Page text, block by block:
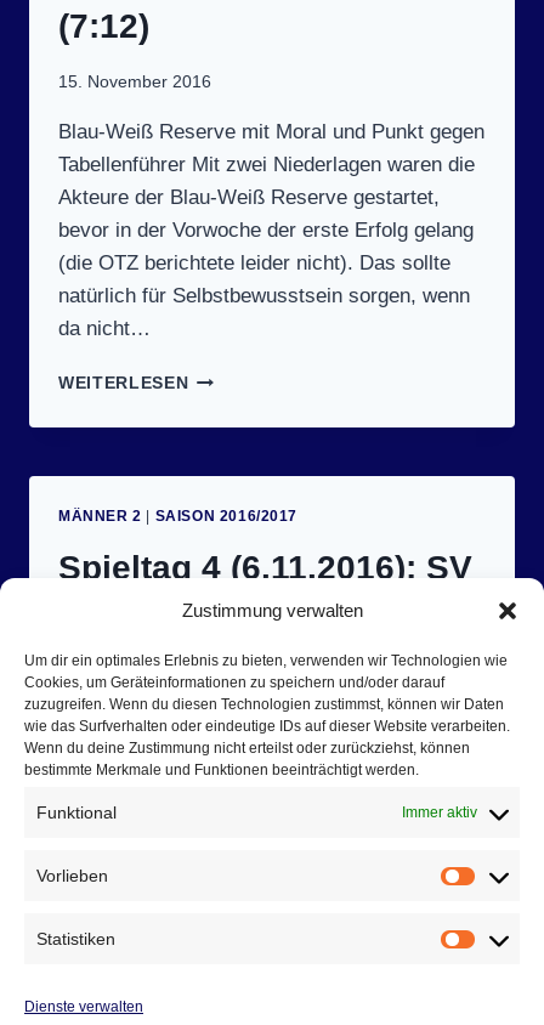
Zustimmung verwalten
Um dir ein optimales Erlebnis zu bieten, verwenden wir Technologien wie
Cookies, um Geräteinformationen zu speichern und/oder darauf
zuzugreifen. Wenn du diesen Technologien zustimmst, können wir Daten
wie das Surfverhalten oder eindeutige IDs auf dieser Website verarbeiten.
Wenn du deine Zustimmung nicht erteilst oder zurückziehst, können
bestimmte Merkmale und Funktionen beeinträchtigt werden.
Funktional Immer aktiv
Vorlieben
Statistiken
Dienste verwalten
(7:12)
15. November 2016
Blau-Weiß Reserve mit Moral und Punkt gegen
Tabellenführer Mit zwei Niederlagen waren die
Akteure der Blau-Weiß Reserve gestartet,
bevor in der Vorwoche der erste Erfolg gelang
(die OTZ berichtete leider nicht). Das sollte
natürlich für Selbstbewusstsein sorgen, wenn
da nicht…
WEITERLESENSPIELTAG
(12.11.2016):
BLAU-
P
OST S
ERA I
I 2
2:22 (
7:12)
MÄNNER 2 SAISON 2016/2017
Spieltag 4 (6.11.2016): SV
Blau-Weiß Auma II – HBV
Jena III 28:19 (10:6)
9. November 2016
Blau-Weiß Reserve feiert völlig verdient ersten
Saisonerfolg Nach zwei Niederlagen zu
Tabellenschlusslicht im ersten Heimspiel
wenn mit den Gästen aus Jena ein routiniertes